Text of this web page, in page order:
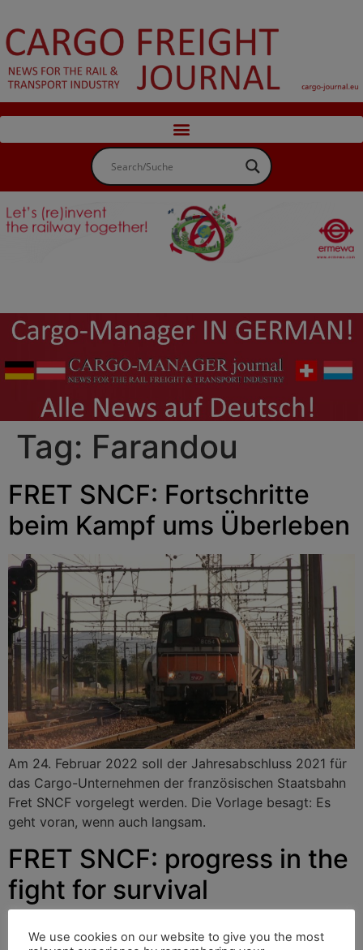
Tag: Farandou
FRET SNCF: Fortschritte
beim Kampf ums Überleben
Am 24. Februar 2022 soll der Jahresabschluss 2021 für
das Cargo-Unternehmen der französischen Staatsbahn
Fret SNCF vorgelegt werden. Die Vorlage besagt: Es
geht voran, wenn auch langsam.
FRET SNCF: progress in the
fight for survival
We use cookies on our website to give you the most